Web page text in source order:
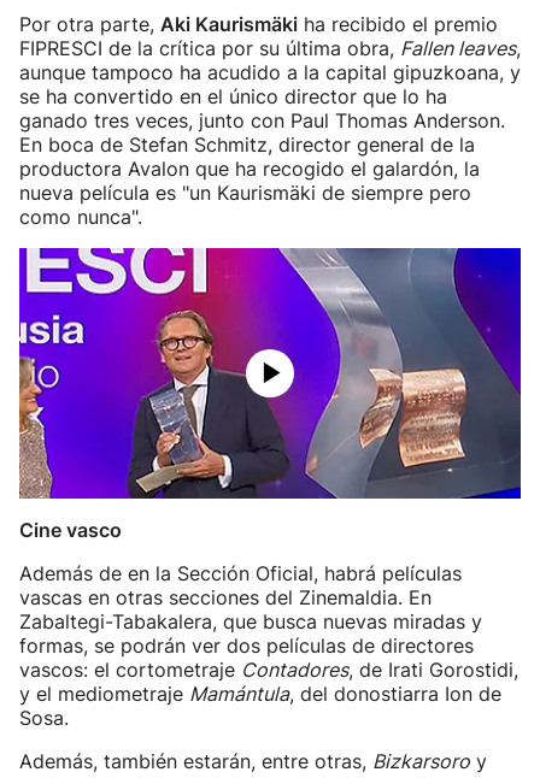
Por otra parte, Aki Kaurismäki ha recibido el premio
FIPRESCI de la crítica por su última obra, Fallen leaves,
aunque tampoco ha acudido a la capital gipuzkoana, y
se ha convertido en el único director que lo ha
ganado tres veces, junto con Paul Thomas Anderson.
En boca de Stefan Schmitz, director general de la
productora Avalon que ha recogido el galardón, la
nueva película es "un Kaurismäki de siempre pero
como nunca".
Cine vasco
Además de en la Sección Oficial, habrá películas
vascas en otras secciones del Zinemaldia. En
Zabaltegi-Tabakalera, que busca nuevas miradas y
formas, se podrán ver dos películas de directores
vascos: el cortometraje Contadores, de Irati Gorostidi,
y el mediometraje Mamántula, del donostiarra Ion de
Sosa.
Además, también estarán, entre otras, Bizkarsoro y